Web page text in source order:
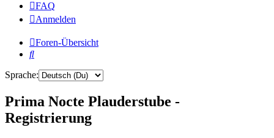
FAQ
Anmelden
Foren-Übersicht
Suche
Sprache:
Prima Nocte Plauderstube -
Registrierung